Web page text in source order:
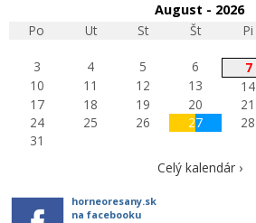
August - 2026
Po
Ut St Št Pi
3
4 5 6 7
10
11 12 13 14
17
18 19 20 21
24
25 26 27 28
31
Celý kalendár ›
horneoresany.sk
na facebooku